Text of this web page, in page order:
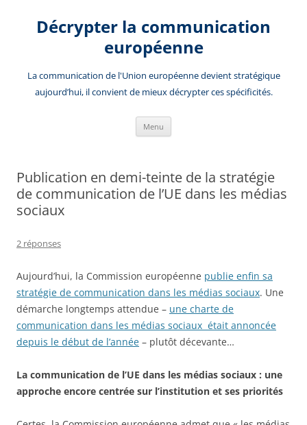
contenuDécrypter la communication
européenne
La communication de l'Union européenne devient stratégique
aujourd’hui, il convient de mieux décrypter ces spécificités.
Menu
Publication en demi-teinte de la stratégie
de communication de l’UE dans les médias
sociaux
2 réponses
Aujourd’hui, la Commission européenne publie enfin sa
stratégie de communication dans les médias sociaux. Une
démarche longtemps attendue – une charte de
communication dans les médias sociaux était annoncée
depuis le début de l’année – plutôt décevante…
La communication de l’UE dans les médias sociaux : une
approche encore centrée sur l’institution et ses priorités